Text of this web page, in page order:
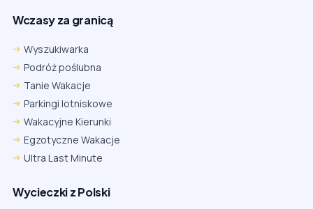
Wczasy za granicą
Wyszukiwarka
Podróż poślubna
Tanie Wakacje
Parkingi lotniskowe
Wakacyjne Kierunki
Egzotyczne Wakacje
Ultra Last Minute
Wycieczki z Polski